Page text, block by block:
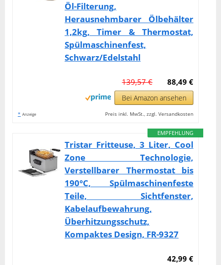
Öl-Filterung,
Herausnehmbarer Ölbehälter
1,2kg, Timer & Thermostat,
Spülmaschinenfest,
Schwarz/Edelstahl
88,49 €
139,57 €
Bei Amazon ansehen
* Anzeige Preis inkl. MwSt., zzgl. Versandkosten
EMPFEHLUNG
Tristar Fritteuse, 3 Liter, Cool
Zone Technologie,
Verstellbarer Thermostat bis
190°C, Spülmaschinenfeste
Teile, Sichtfenster,
Kabelaufbewahrung,
Überhitzungsschutz,
Kompaktes Design, FR-9327
42,99 €